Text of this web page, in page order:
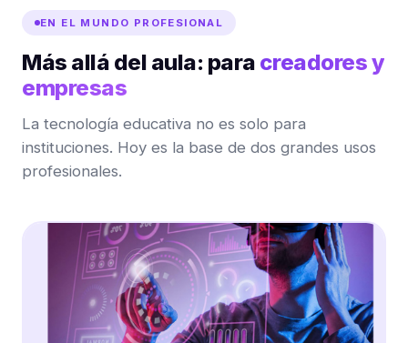
EN EL MUNDO PROFESIONAL
Más allá del aula: para creadores y
empresas
La tecnología educativa no es solo para
instituciones. Hoy es la base de dos grandes usos
profesionales.